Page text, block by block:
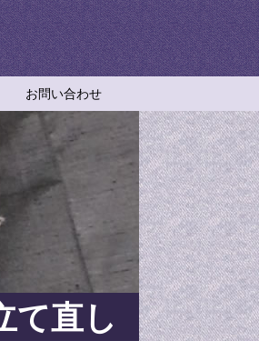
お問い合わせ
て直し